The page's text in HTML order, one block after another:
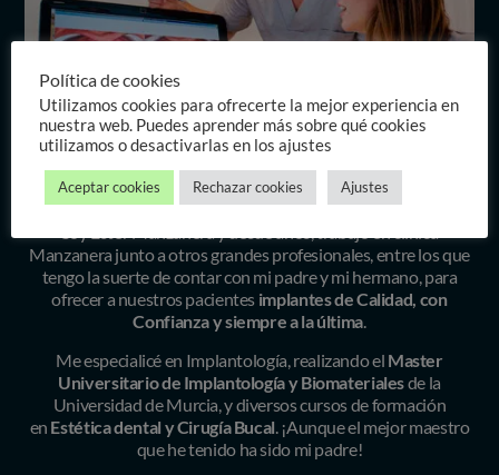
Manzanera junto a otros grandes profesionales, entre los que
tengo la suerte de contar con mi padre y mi hermano, para
ofrecer a nuestros pacientes implantes de Calidad, con
Confianza y siempre a la última.
Me especialicé en Implantología, realizando el Master
Universitario de Implantología y Biomaterialesde la
Universidad de Murcia, y diversos cursos de formación
en Estética dental y Cirugía Bucal . ¡Aunque el mejor maestro
que he tenido ha sido mi padre!
Política de cookies
Utilizamos cookies para ofrecerte la mejor experiencia en
nuestra web. Puedes aprender más sobre qué cookies
utilizamos o desactivarlas en los ajustes
Aceptar cookies Rechazar cookies Ajustes